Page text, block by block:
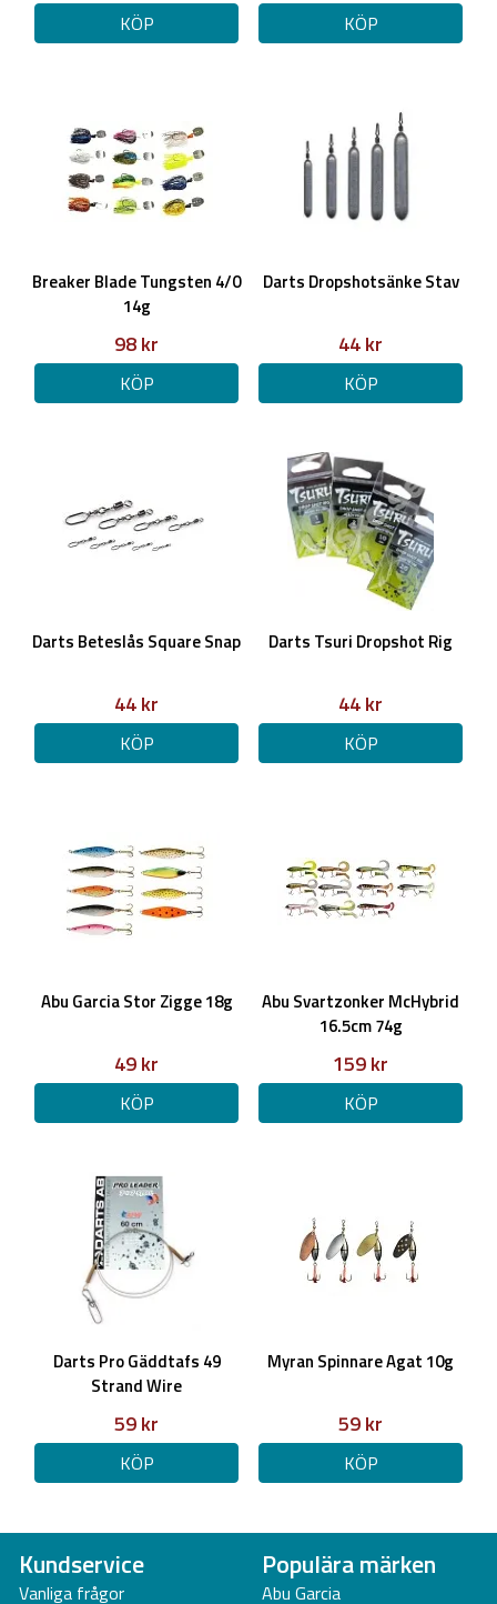
KÖP KÖP
Breaker Blade Tungsten 4/0
14g
98 kr
KÖP
Darts Dropshotsänke Stav
44 kr
KÖP
Darts Beteslås Square Snap
44 kr
KÖP
Darts Tsuri Dropshot Rig
44 kr
KÖP
Abu Garcia Stor Zigge 18g
49 kr
KÖP
Abu Svartzonker McHybrid
16.5cm 74g
159 kr
KÖP
Darts Pro Gäddtafs 49
Strand Wire
59 kr
KÖP
Myran Spinnare Agat 10g
59 kr
KÖP
Kundservice
Vanliga frågor
Populära märken
Abu Garcia